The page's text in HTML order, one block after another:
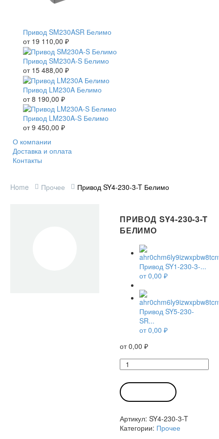
Привод SM230ASR Белимо
от 19 110,00 ₽
Привод SM230A-S Белимо
от 15 488,00 ₽
Привод LM230A Белимо
от8 190,00 ₽
Привод LM230A-S Белимо
от9 450,00 ₽
О компании
Доставка и оплата
Контакты
Home Прочее Привод SY4-230-3-T Белимо
ПРИВОД SY4-230-3-T
БЕЛИМО
Привод SY1-230-3-...
от0,00 ₽
Привод SY5-230-
SR...
от0,00 ₽
от0,00 ₽
Количество
товара
Привод
SY4-
230-
T
Белимо
Артикул: SY4-230-3-T
Категории: Прочее